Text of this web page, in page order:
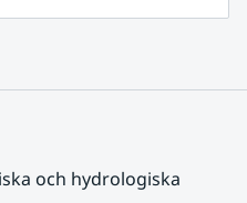
och hydrologiska